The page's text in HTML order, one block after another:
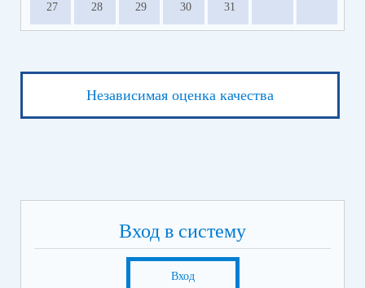
27 28 29 30 31
Независимая оценка качества
Вход в систему
Вход